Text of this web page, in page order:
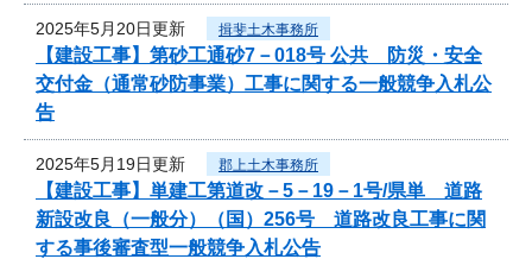
2025年5月20日更新 揖斐土木事務所
【建設工事】第砂工通砂7－018号 公共 防災・安全
交付金（通常砂防事業）工事に関する一般競争入札公
告
2025年5月19日更新 郡上土木事務所
【建設工事】単建工第道改－5－19－1号/県単 道路
新設改良（一般分）（国）256号 道路改良工事に関
する事後審査型一般競争入札公告